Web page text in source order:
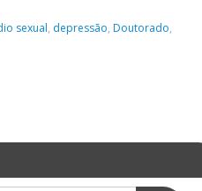
sexual, depressão, Doutorado,